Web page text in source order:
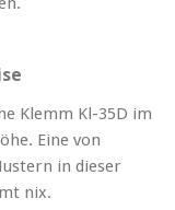
Klemm Kl-35D im
Eine von
in dieser
nix.